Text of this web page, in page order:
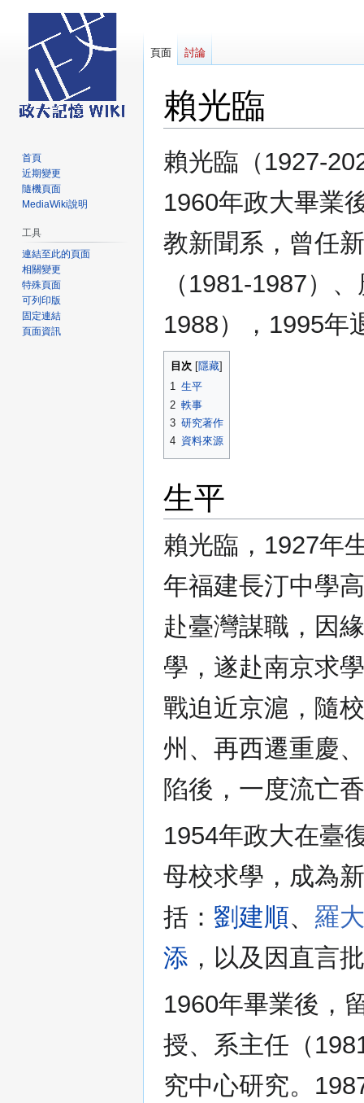
賴光臨
跳
至
跳
至
賴光臨（1927-
1960年政大畢業
教新聞系，曾任
（1981-1987）
1988），1995年
目次
1 生平
2 軼事
3 研究著作
4 資料來源
生平
賴光臨，1927年
年福建長汀中學
赴臺灣謀職，因
學，遂赴南京求
戰迫近京滬，隨
州、再西遷重慶
陷後，一度流亡
1954年政大在臺
母校求學，成為
括： 劉建順、 羅
添 ，以及因直言
1960年畢業後，
授、系主任（
究中心研究。
頁面 討論
首頁
近期變更
隨機頁面
MediaWiki說明
工具
連結至此的頁面
相關變更
特殊頁面
可列印版
固定連結
頁面資訊